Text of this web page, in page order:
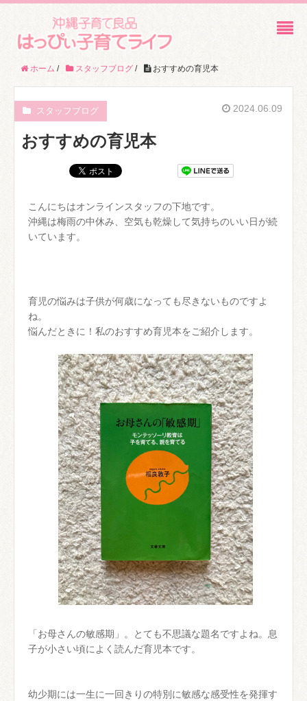
ホーム / スタッフブログ / おすすめの育児本
スタッフブログ 2024.06.09
おすすめの育児本
こんにちはオンラインスタッフの下地です。
沖縄は梅雨の中休み、空気も乾燥して気持ちのいい日が続
いています。
育児の悩みは子供が何歳になっても尽きないものですよ
ね。
悩んだときに！私のおすすめ育児本をご紹介します。
「お母さんの敏感期」。とても不思議な題名ですよね。息
子が小さい頃によく読んだ育児本です。
幼少期には一生に一回きりの特別に敏感な感受性を発揮す